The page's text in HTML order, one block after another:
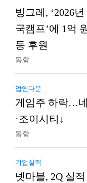
빙그레, ‘2026년
국캠프’에 1억
등 후원
동향
업앤다운
게임주 하락…
·조이시티↓
동향
기업실적
넷마블, 2Q 실